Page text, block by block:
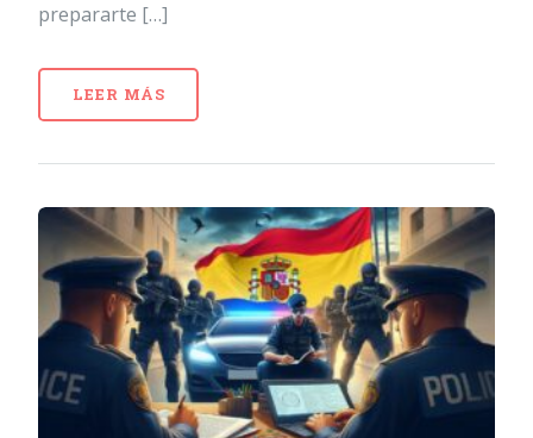
prepararte […]
LEER MÁS